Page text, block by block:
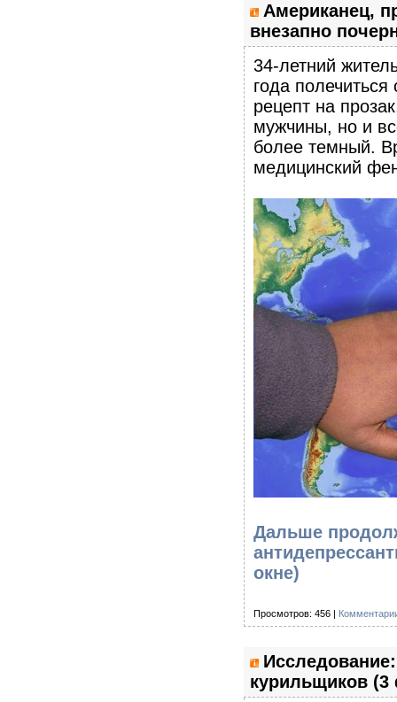
Американец,
внезапно
34-летний
года
рецепт на
мужчины, но и
более темный.
медицинский
Дальше
окне)
Просмотров: 456 |
курильщиков (3